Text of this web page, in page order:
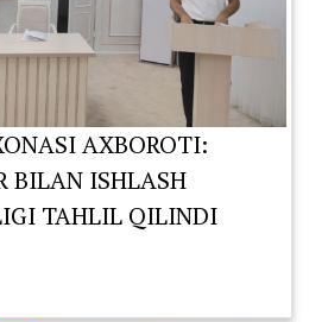
AXBOROTI:
BILAN ISHLASH
TAHLIL QILINDI